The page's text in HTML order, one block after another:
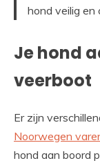
hond veilig en
Je hond
veerboot
Er zijn
Noorwegen
hond aan boord